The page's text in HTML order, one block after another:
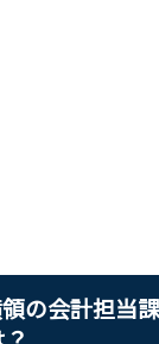
の会計担当